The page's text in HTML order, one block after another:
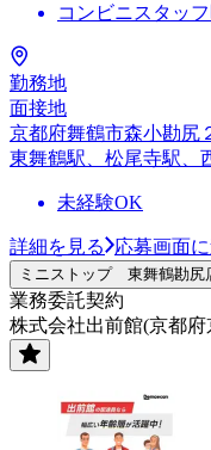
コンビニスタッフ
勤務地
面接地
京都府舞鶴市森小勘尻
東舞鶴駅、松尾寺駅、
未経験OK
詳細を見る 応募画面
ミニストップ 東舞鶴勘尻
業務委託契約
株式会社出前館(京都